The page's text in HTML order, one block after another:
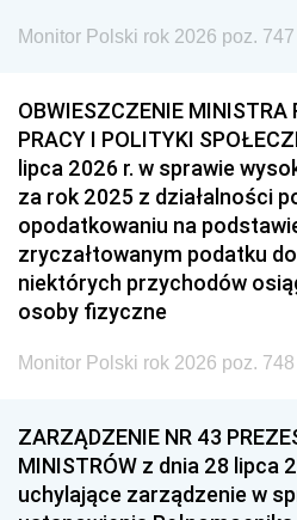
Monitor Polski rok 2026 poz. 747
OBWIESZCZENIE MINISTRA
PRACY I POLITYKI
lipca 2026 r. w sprawie
za rok 2025 z działalności
opodatkowaniu na
zryczałtowanym podatku
niektórych przychodów
osoby fizyczne
Monitor Polski rok 2026 poz. 748
ZARZĄDZENIE NR 43
MINISTRÓW z dnia 28 lipca
uchylające zarządzenie w